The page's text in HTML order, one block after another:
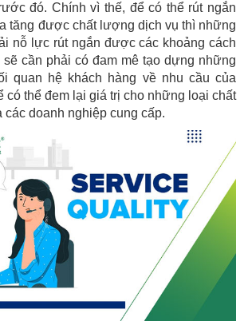
đó. Chính vì thế, để có thể rút ngắn
tăng được chất lượng dịch vụ thì những
nỗ lực rút ngắn được các khoảng cách
sẽ cần phải có đam mê tạo dựng những
quan hệ khách hàng về nhu cầu của
có thể đem lại giá trị cho những loại chất
các doanh nghiệp cung cấp.